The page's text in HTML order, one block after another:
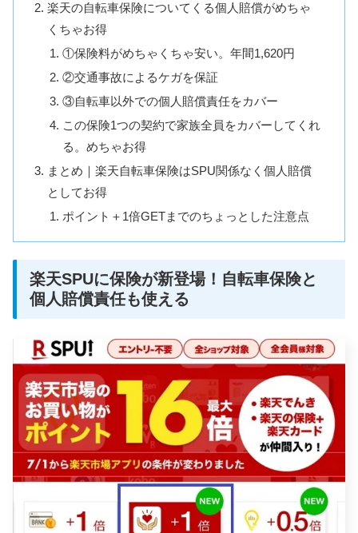
楽天の自転車保険についてくる個人賠償がめちゃ
くちゃお得
①保険料がめちゃくちゃ安い。年間1,620円
②交通事故によるケガを保証
③自転車以外での個人賠償責任をカバー
この保険1つの契約で家族全員をカバーしてくれ
る。めちゃお得
まとめ｜楽天自転車保険はSPU関係なく個人賠償
としてお得
ポイント＋1倍GETまでのちょっとした注意点
楽天SPUに保険が新登場！自転車保険と
個人賠償責任も使える